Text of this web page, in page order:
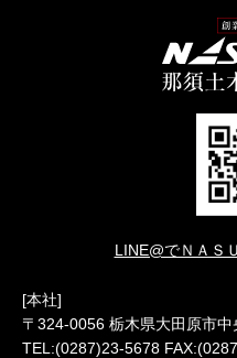
LINE@でＮＡＳ
[本社]
〒324-0056 栃木県大田原市
TEL:(0287)23-5678